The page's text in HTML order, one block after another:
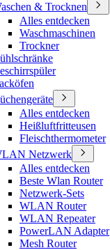
& Trocknen
Alles entdecken
Waschmaschinen
Trockner
Alles entdecken
Heißluftfritteusen
Fleischthermometer
Netzwerk
Alles entdecken
Beste Wlan Router
Netzwerk-Sets
WLAN Router
WLAN Repeater
PowerLAN Adapter
Mesh Router